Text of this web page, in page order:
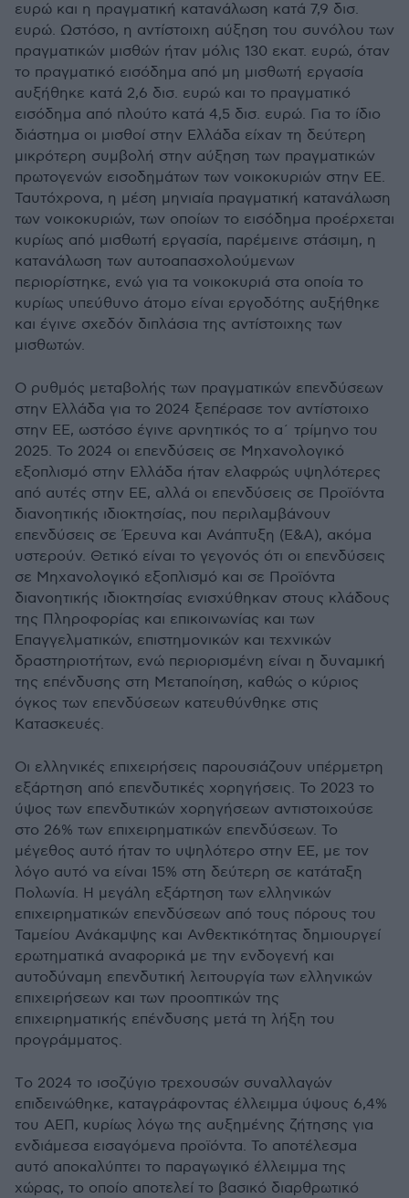
ευρώ και η πραγματική κατανάλωση κατά 7,9 δισ.
ευρώ. Ωστόσο, η αντίστοιχη αύξηση του συνόλου των
πραγματικών μισθών ήταν μόλις 130 εκατ. ευρώ, όταν
το πραγματικό εισόδημα από μη μισθωτή εργασία
αυξήθηκε κατά 2,6 δισ. ευρώ και το πραγματικό
εισόδημα από πλούτο κατά 4,5 δισ. ευρώ. Για το ίδιο
διάστημα οι μισθοί στην Ελλάδα είχαν τη δεύτερη
μικρότερη συμβολή στην αύξηση των πραγματικών
πρωτογενών εισοδημάτων των νοικοκυριών στην ΕΕ.
Ταυτόχρονα, η μέση μηνιαία πραγματική κατανάλωση
των νοικοκυριών, των οποίων το εισόδημα προέρχεται
κυρίως από μισθωτή εργασία, παρέμεινε στάσιμη, η
κατανάλωση των αυτοαπασχολούμενων
περιορίστηκε, ενώ για τα νοικοκυριά στα οποία το
κυρίως υπεύθυνο άτομο είναι εργοδότης αυξήθηκε
και έγινε σχεδόν διπλάσια της αντίστοιχης των
μισθωτών.
Ο ρυθμός μεταβολής των πραγματικών επενδύσεων
στην Ελλάδα για το 2024 ξεπέρασε τον αντίστοιχο
στην ΕΕ, ωστόσο έγινε αρνητικός το α΄ τρίμηνο του
2025. Το 2024 οι επενδύσεις σε Μηχανολογικό
εξοπλισμό στην Ελλάδα ήταν ελαφρώς υψηλότερες
από αυτές στην ΕΕ, αλλά οι επενδύσεις σε Προϊόντα
διανοητικής ιδιοκτησίας, που περιλαμβάνουν
επενδύσεις σε Έρευνα και Ανάπτυξη (Ε&Α), ακόμα
υστερούν. Θετικό είναι το γεγονός ότι οι επενδύσεις
σε Μηχανολογικό εξοπλισμό και σε Προϊόντα
διανοητικής ιδιοκτησίας ενισχύθηκαν στους κλάδους
της Πληροφορίας και επικοινωνίας και των
Επαγγελματικών, επιστημονικών και τεχνικών
δραστηριοτήτων, ενώ περιορισμένη είναι η δυναμική
της επένδυσης στη Μεταποίηση, καθώς ο κύριος
όγκος των επενδύσεων κατευθύνθηκε στις
Κατασκευές.
Οι ελληνικές επιχειρήσεις παρουσιάζουν υπέρμετρη
εξάρτηση από επενδυτικές χορηγήσεις. Το 2023 το
ύψος των επενδυτικών χορηγήσεων αντιστοιχούσε
στο 26% των επιχειρηματικών επενδύσεων. Το
μέγεθος αυτό ήταν το υψηλότερο στην ΕΕ, με τον
λόγο αυτό να είναι 15% στη δεύτερη σε κατάταξη
Πολωνία. Η μεγάλη εξάρτηση των ελληνικών
επιχειρηματικών επενδύσεων από τους πόρους του
Ταμείου Ανάκαμψης και Ανθεκτικότητας δημιουργεί
ερωτηματικά αναφορικά με την ενδογενή και
αυτοδύναμη επενδυτική λειτουργία των ελληνικών
επιχειρήσεων και των προοπτικών της
επιχειρηματικής επένδυσης μετά τη λήξη του
προγράμματος.
Tο 2024 το ισοζύγιο τρεχουσών συναλλαγών
επιδεινώθηκε, καταγράφοντας έλλειμμα ύψους 6,4%
του ΑΕΠ, κυρίως λόγω της αυξημένης ζήτησης για
ενδιάμεσα εισαγόμενα προϊόντα. Το αποτέλεσμα
αυτό αποκαλύπτει το παραγωγικό έλλειμμα της
χώρας, το οποίο αποτελεί το βασικό διαρθρωτικό